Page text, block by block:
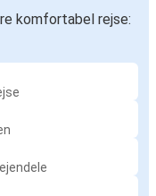
komfortabel rejse: